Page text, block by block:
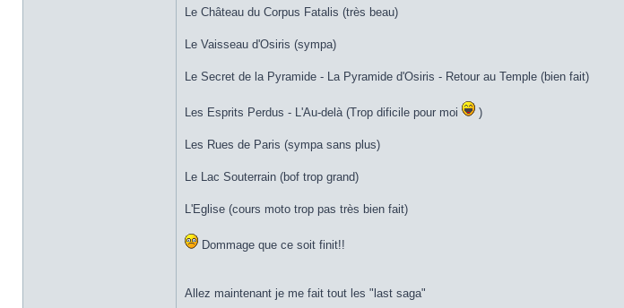
Le Château du Corpus Fatalis (très beau)
Le Vaisseau d'Osiris (sympa)
Le Secret de la Pyramide - La Pyramide d'Osiris - Retour au Temple (bien fait)
Les Esprits Perdus - L'Au-delà (Trop dificile pour moi )
Les Rues de Paris (sympa sans plus)
Le Lac Souterrain (bof trop grand)
L'Eglise (cours moto trop pas très bien fait)
Dommage que ce soit finit!!
Allez maintenant je me fait tout les "last saga"